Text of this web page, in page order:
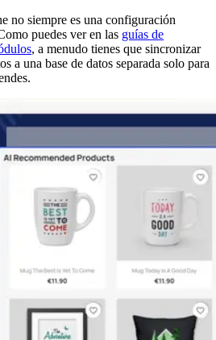
no siempre es una configuración
puedes ver en las guías de
, a menudo tienes que sincronizar
a una base de datos separada solo para